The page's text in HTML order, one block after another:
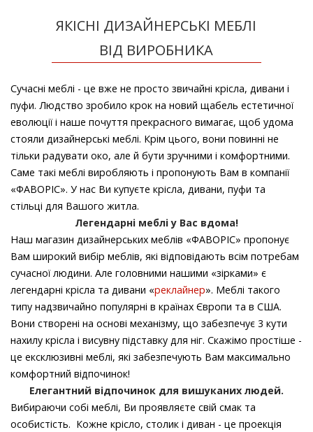
ЯКІСНІ ДИЗАЙНЕРСЬКІ МЕБЛІ
ВІД ВИРОБНИКА
Сучасні меблі - це вже не просто звичайні крісла, дивани і
пуфи. Людство зробило крок на новий щабель естетичної
еволюції і наше почуття прекрасного вимагає, щоб удома
стояли дизайнерські меблі. Крім цього, вони повинні не
тільки радувати око, але й бути зручними і комфортними.
Саме такі меблі виробляють і пропонують Вам в компанії
«ФАВОРІС». У нас Ви купуєте крісла, дивани, пуфи та
стільці для Вашого житла.
Легендарні меблі у Вас вдома!
Наш магазин дизайнерських меблів «ФАВОРІС» пропонує
Вам широкий вибір меблів, які відповідають всім потребам
сучасної людини. Але головними нашими «зірками» є
легендарні крісла та дивани «реклайнер». Меблі такого
типу надзвичайно популярні в країнах Європи та в США.
Вони створені на основі механізму, що забезпечує 3 кути
нахилу крісла і висувну підставку для ніг. Скажімо простіше -
це ексклюзивні меблі, які забезпечують Вам максимально
комфортний відпочинок!
Елегантний відпочинок для вишуканих людей.
Вибираючи собі меблі, Ви проявляєте свій смак та
особистість. Кожне крісло, столик і диван - це проекція